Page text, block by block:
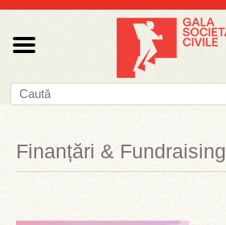
Finanțări & Fundraising